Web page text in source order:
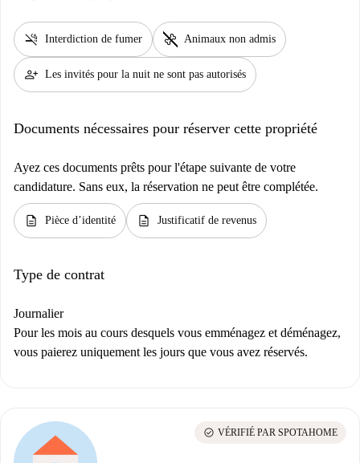
smoke_free Interdiction de fumer pet_supplies Animaux non admis
person_add Les invités pour la nuit ne sont pas autorisés
Documents nécessaires pour réserver cette propriété
Ayez ces documents prêts pour l'étape suivante de votre
candidature. Sans eux, la réservation ne peut être complétée.
description Pièce d’identité description Justificatif de revenus
Type de contrat
Journalier
Pour les mois au cours desquels vous emménagez et déménagez,
vous paierez uniquement les jours que vous avez réservés.
check_circle VÉRIFIÉ PAR SPOTAHOME